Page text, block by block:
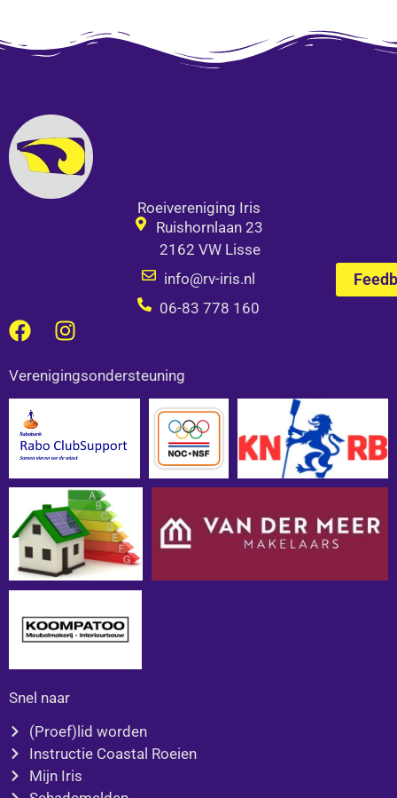
Roeivereniging Iris
Ruishornlaan 23
2162 VW Lisse
info@rv-iris.nl
06-83 778 160
F
c
e
b
o
o
k
I
s
t
g
r
a
m
Verenigingsondersteuning
Snel naar
(Proef)lid worden
Instructie Coastal Roeien
Mijn Iris